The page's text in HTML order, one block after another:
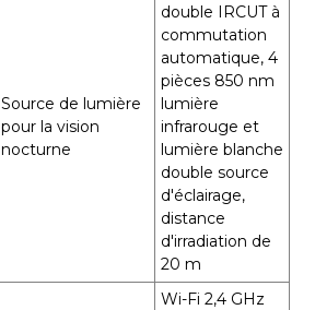
Source de lumière
pour la vision
nocturne
double IRCUT à
commutation
automatique, 4
pièces 850 nm
lumière
infrarouge et
lumière blanche
double source
d'éclairage,
distance
d'irradiation de
20 m
Wi-Fi 2,4 GHz